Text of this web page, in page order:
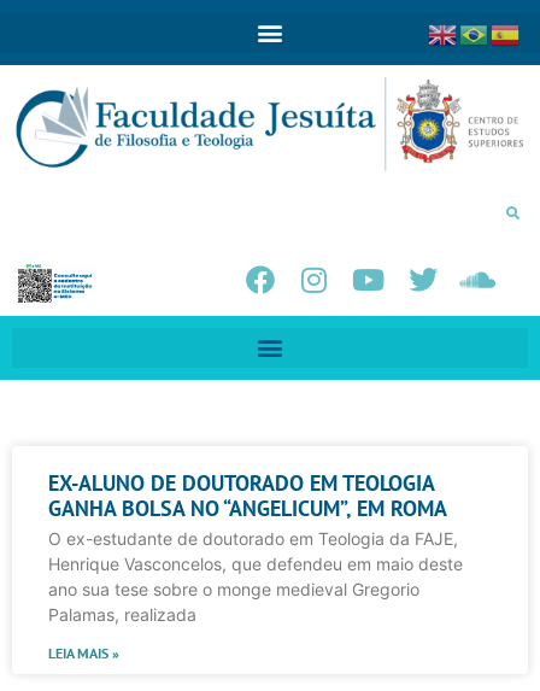
EX-ALUNO DE DOUTORADO EM TEOLOGIA
GANHA BOLSA NO “ANGELICUM”, EM ROMA
O ex-estudante de doutorado em Teologia da FAJE,
Henrique Vasconcelos, que defendeu em maio deste
ano sua tese sobre o monge medieval Gregorio
Palamas, realizada
LEIA MAIS »